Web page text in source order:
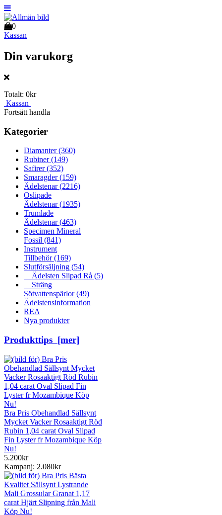
0
Kassan
Din varukorg
Totalt: 0kr
Kassan
Fortsätt handla
Kategorier
Diamanter(360)
Rubiner(149)
Safirer(352)
Smaragder(159)
Ädelstenar(2216)
Oslipade
Ädelstenar(1935)
Trumlade
Ädelstenar(463)
Specimen Mineral
Fossil (841)
Instrument
Tillbehör(169)
Slutförsäljning (54)
Ädelsten Slipad Rå (5)
Sträng
Sötvattenspärlor(49)
Ädelstensinformation
REA
Nya produkter
Produkttips [mer]
Bra Pris Obehandlad Sällsynt
Mycket Vacker Rosaaktigt Röd
Rubin 1,04 carat Oval Slipad
Fin Lyster fr Mozambique Köp
Nu!
5.200kr
Kampanj: 2.080kr